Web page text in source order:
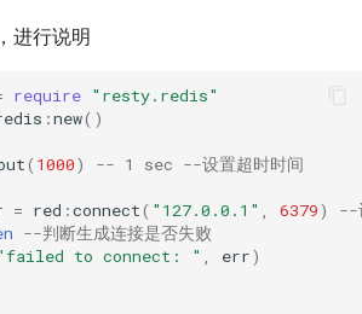
进行说明
require "resty.redis"
:new()
( 1000) -- 1 sec --设置超时时间
= red :connect( "127.0.0.1" 6379)
--
--判断生成连接是否失败
to connect: " err)